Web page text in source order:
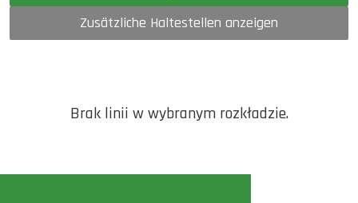
Zusätzliche Haltestellen anzeigen
Brak linii w wybranym rozkładzie.